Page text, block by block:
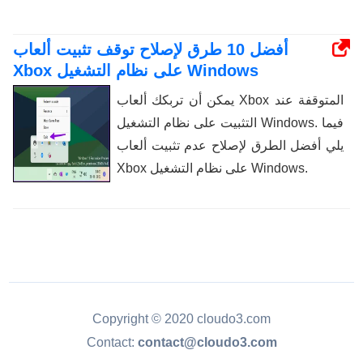
أفضل 10 طرق لإصلاح توقف تثبيت ألعاب
Xbox على نظام التشغيل Windows
يمكن أن تربكك ألعاب Xbox المتوقفة عند
التثبيت على نظام التشغيل Windows. فيما
يلي أفضل الطرق لإصلاح عدم تثبيت ألعاب
Xbox على نظام التشغيل Windows.
Copyright © 2020 cloudo3.com
Contact: contact@cloudo3.com